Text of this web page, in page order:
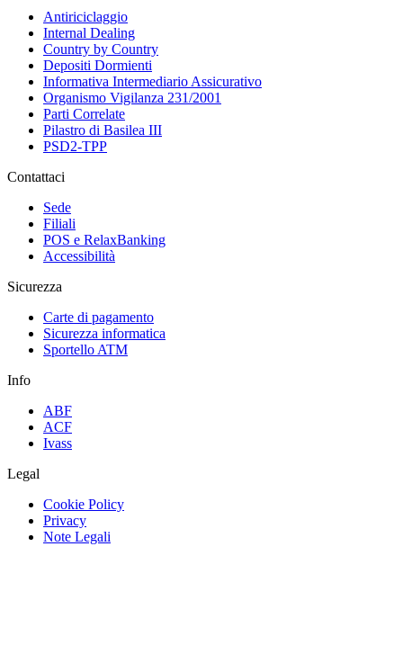
Antiriciclaggio
Internal Dealing
Country by Country
Depositi Dormienti
Informativa Intermediario Assicurativo
Organismo Vigilanza 231/2001
Parti Correlate
Pilastro di Basilea III
PSD2-TPP
Contattaci
Sede
Filiali
POS e RelaxBanking
Accessibilità
Sicurezza
Carte di pagamento
Sicurezza informatica
Sportello ATM
Info
ABF
ACF
Ivass
Legal
Cookie Policy
Privacy
Note Legali